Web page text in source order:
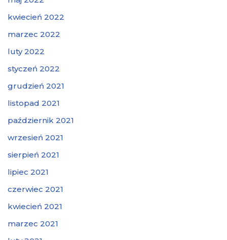
kwiecień 2022
marzec 2022
luty 2022
styczeń 2022
grudzień 2021
listopad 2021
październik 2021
wrzesień 2021
sierpień 2021
lipiec 2021
czerwiec 2021
kwiecień 2021
marzec 2021